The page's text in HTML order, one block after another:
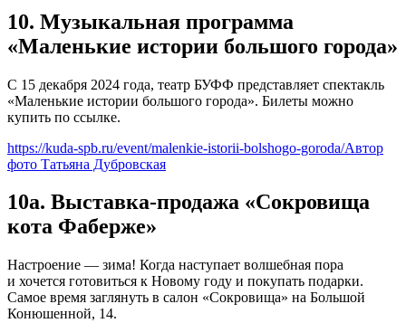
10. Музыкальная программа
«Маленькие истории большого города»
С 15 декабря 2024 года, театр БУФФ представляет спектакль
«Маленькие истории большого города». Билеты можно
купить по ссылке.
https://kuda-spb.ru/event/malenkie-istorii-bolshogo-goroda/Автор
фото Татьяна Дубровская
10а. Выставка-продажа «Сокровища
кота Фаберже»
Настроение — зима! Когда наступает волшебная пора
и хочется готовиться к Новому году и покупать подарки.
Самое время заглянуть в салон «Сокровища» на Большой
Конюшенной, 14.